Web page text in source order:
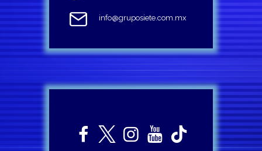
info@gruposiete.com.mx